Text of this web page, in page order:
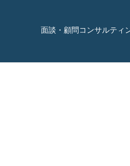
面談・顧問コンサルティ